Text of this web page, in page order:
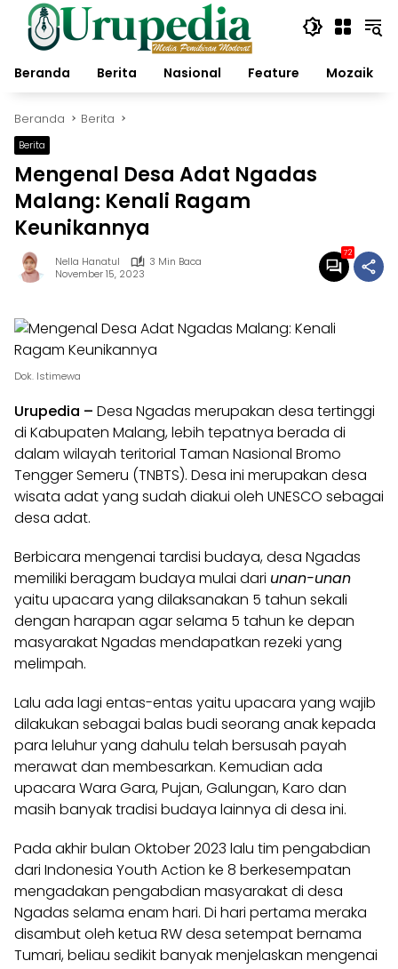
Langsung
konten
Beranda
Berita Nasional Feature Mozaik
Beranda Berita
Berita
Mengenal Desa Adat Ngadas
Malang: Kenali Ragam
Keunikannya
Nella Hanatul
3 Min Baca
November 15, 2023
72
Dok. Istimewa
Urupedia – Desa Ngadas merupakan desa tertinggi
di Kabupaten Malang, lebih tepatnya berada di
dalam wilayah teritorial Taman Nasional Bromo
Tengger Semeru (TNBTS). Desa ini merupakan desa
wisata adat yang sudah diakui oleh UNESCO sebagai
desa adat.
Berbicara mengenai tardisi budaya, desa Ngadas
memiliki beragam budaya mulai dari unan-unan
yaitu upacara yang dilaksanakan 5 tahun sekali
dengan harapan agar selama 5 tahun ke depan
masyarakat Ngadas mendapatkan rezeki yang
melimpah.
Lalu ada lagi entas-entas yaitu upacara yang wajib
dilakukan sebagai balas budi seorang anak kepada
para leluhur yang dahulu telah bersusah payah
merawat dan membesarkan. Kemudian ada
upacara Wara Gara, Pujan, Galungan, Karo dan
masih banyak tradisi budaya lainnya di desa ini.
Pada akhir bulan Oktober 2023 lalu tim pengabdian
dari Indonesia Youth Action ke 8 berkesempatan
mengadakan pengabdian masyarakat di desa
Ngadas selama enam hari. Di hari pertama meraka
disambut oleh ketua RW desa setempat bernama
Tumari, beliau sedikit banyak menjelaskan mengenai